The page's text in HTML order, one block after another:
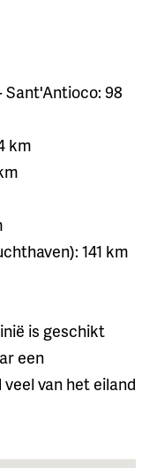
Sant'Antioco: 98
km
141 km
is geschikt
een
van het eiland